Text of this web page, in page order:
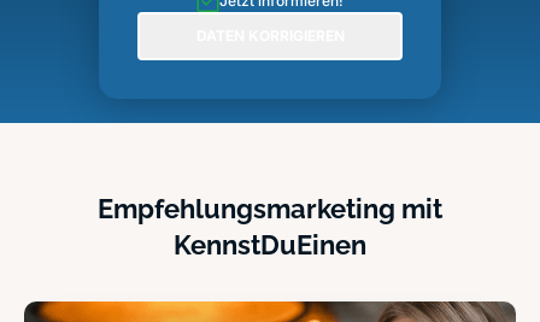
Empfehlungsmarketing mit
KennstDuEinen